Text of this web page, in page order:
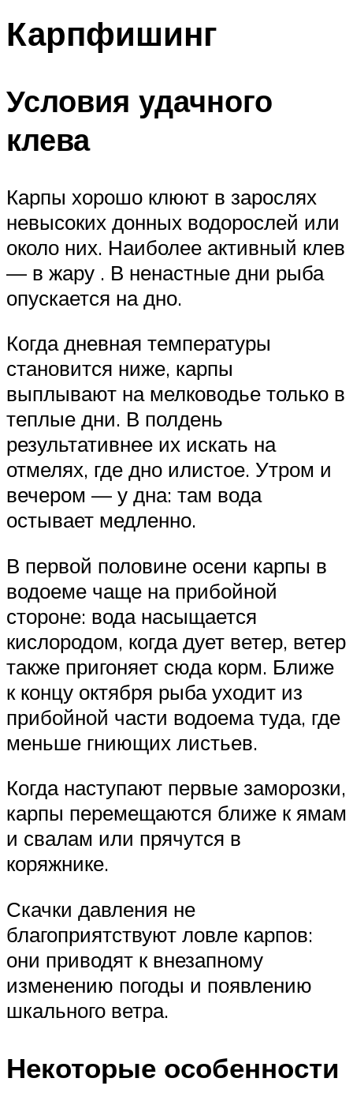
Карпфишинг
Условия удачного
клева
Карпы хорошо клюют в зарослях
невысоких донных водорослей или
около них. Наиболее активный клев
— в жару . В ненастные дни рыба
опускается на дно.
Когда дневная температуры
становится ниже, карпы
выплывают на мелководье только в
теплые дни. В полдень
результативнее их искать на
отмелях, где дно илистое. Утром и
вечером — у дна: там вода
остывает медленно.
В первой половине осени карпы в
водоеме чаще на прибойной
стороне: вода насыщается
кислородом, когда дует ветер, ветер
также пригоняет сюда корм. Ближе
к концу октября рыба уходит из
прибойной части водоема туда, где
меньше гниющих листьев.
Когда наступают первые заморозки,
карпы перемещаются ближе к ямам
и свалам или прячутся в
коряжнике.
Скачки давления не
благоприятствуют ловле карпов:
они приводят к внезапному
изменению погоды и появлению
шкального ветра.
Некоторые особенности